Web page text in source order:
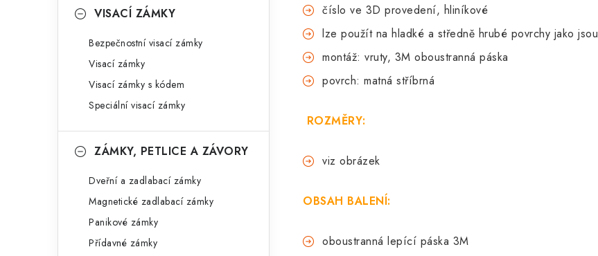
VISACÍ ZÁMKY
Bezpečnostní visací zámky
Visací zámky
Visací zámky s kódem
Speciální visací zámky
ZÁMKY, PETLICE A ZÁVORY
Dveřní a zadlabací zámky
Magnetické zadlabací zámky
Panikové zámky
Přídavné zámky
číslo ve 3D provedení, hliníkové
lze použít na hladké a středně hrubé povrchy jako jsou
montáž: vruty, 3M oboustranná páska
povrch: matná stříbrná
ROZMĚRY:
viz obrázek
OBSAH BALENÍ:
oboustranná lepící páska 3M